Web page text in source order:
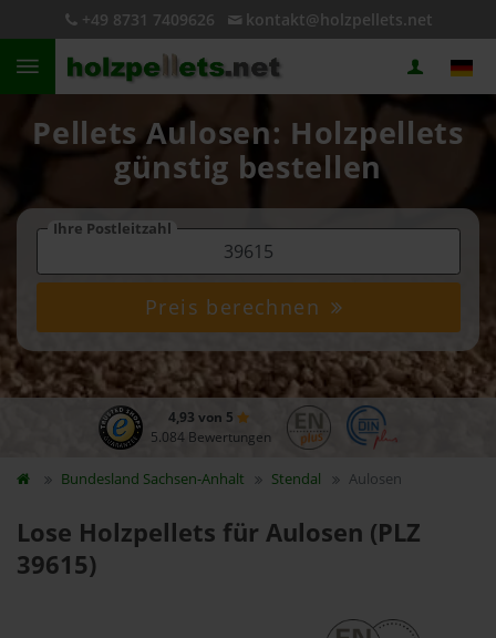
+49 8731 7409626 kontakt@holzpellets.net
Pellets Aulosen: Holzpellets
günstig bestellen
Ihre Postleitzahl
Preis berechnen
4,93 von 5
5.084 Bewertungen
Bundesland Sachsen-Anhalt Stendal Aulosen
Lose Holzpellets für Aulosen (PLZ
39615)